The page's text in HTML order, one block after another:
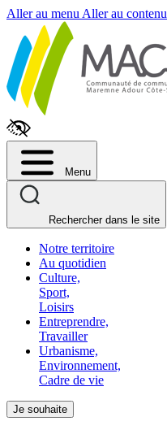
Aller au menu Aller au contenu
Menu
Rechercher dans le site
Notre territoire
Au quotidien
Culture,
Sport,
Loisirs
Entreprendre,
Travailler
Urbanisme,
Environnement,
Cadre de vie
Je souhaite
Fenêtre
de
chat